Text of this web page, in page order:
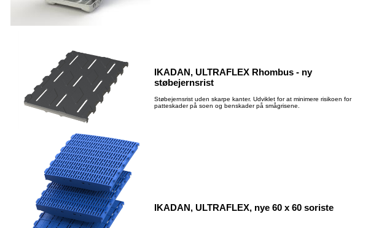
IKADAN, ULTRAFLEX Rhombus - ny
støbejernsrist
Støbejernsrist uden skarpe kanter. Udviklet for at minimere risikoen for
patteskader på soen og benskader på smågrisene.
IKADAN, ULTRAFLEX, nye 60 x 60 soriste